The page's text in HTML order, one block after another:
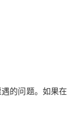
的问题。如果